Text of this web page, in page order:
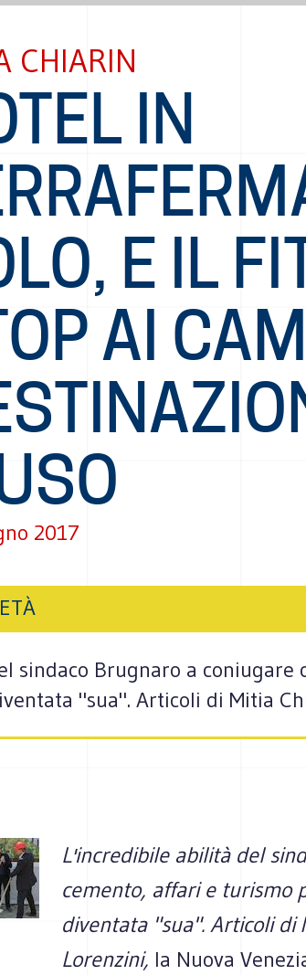
CHIARIN
IN
E IL
AI
2017
sindaco Brugnaro a
"sua". Articoli di Mitia
L'incredibile abilità del
cemento, affari e turismo
diventata "sua". Articoli di
Lorenzini, la Nuova